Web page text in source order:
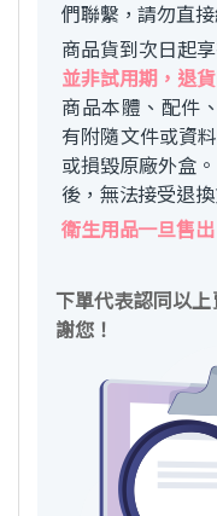
們聯繫，請勿直接
商品貨到次日起
並非試用期，退
商品本體、配件
有附隨文件或資
或損毀原廠外盒
後，無法接受退
衛生用品一旦售
下單代表認同以
謝您！